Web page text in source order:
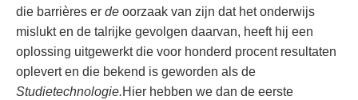
die barrières er de oorzaak van zijn dat het onderwijs
mislukt en de talrijke gevolgen daarvan, heeft hij een
oplossing uitgewerkt die voor honderd procent resultaten
oplevert en die bekend is geworden als de
Studietechnologie.Hier hebben we dan de eerste